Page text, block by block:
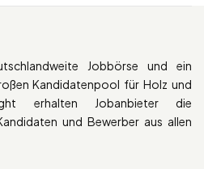
Jobbörse und ein
Kandidatenpool für Holz und
erhalten Jobanbieter die
und Bewerber aus allen